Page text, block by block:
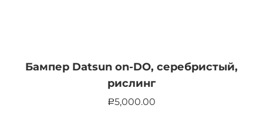
Бампер Datsun on-DO, серебристый,
рислинг
Р5,000.00